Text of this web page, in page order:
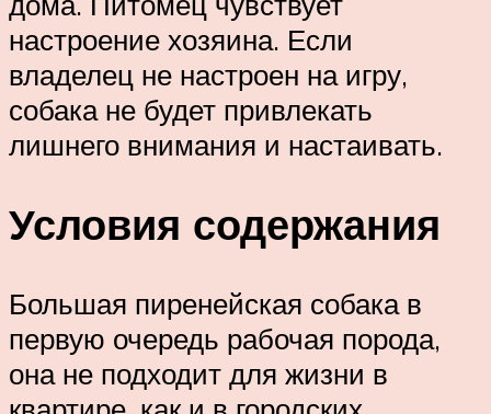
настроение хозяина. Если
владелец не настроен на игру,
собака не будет привлекать
лишнего внимания и настаивать.
Условия содержания
Большая пиренейская собака в
первую очередь рабочая порода,
она не подходит для жизни в